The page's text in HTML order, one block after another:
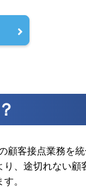
顧客接点業務を
、途切れない
。